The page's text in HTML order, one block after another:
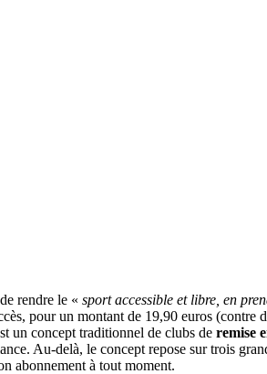
rendre le « sport accessible et libre, en
pour un montant de 19,90 euros (contre
un concept traditionnel de clubs de remise
Au-delà, le concept repose sur trois
abonnement à tout moment.